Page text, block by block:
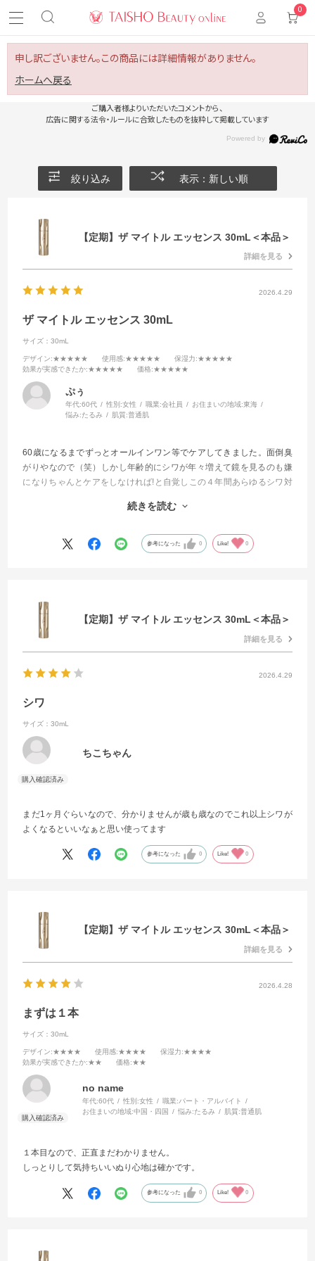
0
申し訳ございません。この商品には詳細情報がありません。
ホームへ戻る
ご購入者様よりいただいたコメントから、
広告に関する法令・ルールに合致したものを抜粋して掲載しています
絞り込み 表示：新しい順
【定期】ザ マイトル エッセンス 30mL＜本品＞
詳細を見る
2026.4.29
ザ マイトル エッセンス 30mL
サイズ：30mL
デザイン:★★★★★ 使用感:★★★★★ 保湿力:★★★★★
効果が実感できたか:★★★★★ 価格:★★★★★
ぷぅ
年代:60代 性別:女性 職業:会社員 お住まいの地域:東海
悩み:たるみ 肌質:普通肌
60歳になるまでずっとオールインワン等でケアしてきました。面倒臭
がりやなので（笑）しかし年齢的にシワが年々増えて鏡を見るのも嫌
になりちゃんとケアをしなければ!と自覚しこの４年間あらゆるシワ対
今回もそんな感じで試してみました。
もう他を試したりする事が無くなりました。
これからはずっと使い続けて行きます
続きを読む
参考になった 0 Like! 0
【定期】ザ マイトル エッセンス 30mL＜本品＞
詳細を見る
2026.4.29
シワ
サイズ：30mL
ちこちゃん
まだ1ヶ月ぐらいなので、分かりませんが歳も歳なのでこれ以上シワが
よくなるといいなぁと思い使ってます
参考になった 0 Like! 0
【定期】ザ マイトル エッセンス 30mL＜本品＞
詳細を見る
2026.4.28
まずは１本
サイズ：30mL
デザイン:★★★★ 使用感:★★★★ 保湿力:★★★★
効果が実感できたか:★★ 価格:★★
no name
年代:60代 性別:女性 職業:パート・アルバイト
お住まいの地域:中国・四国 悩み:たるみ 肌質:普通肌
１本目なので、正直まだわかりません。
しっとりして気持ちいいぬり心地は確かです。
参考になった 0 Like! 0